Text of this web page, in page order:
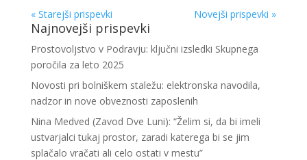
« Starejši prispevki Novejši prispevki »
Najnovejši prispevki
Prostovoljstvo v Podravju: ključni izsledki Skupnega
poročila za leto 2025
Novosti pri bolniškem staležu: elektronska navodila,
nadzor in nove obveznosti zaposlenih
Nina Medved (Zavod Dve Luni): “Želim si, da bi imeli
ustvarjalci tukaj prostor, zaradi katerega bi se jim
splačalo vračati ali celo ostati v mestu”